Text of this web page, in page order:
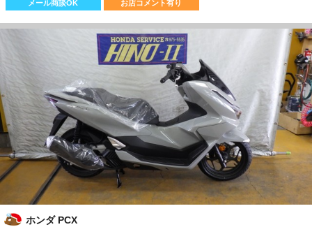
メール商談OK お店コメント有り
ホンダ PCX